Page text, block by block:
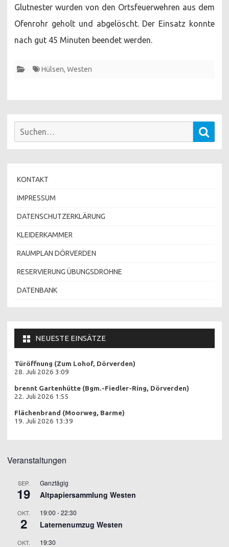
Glutnester wurden von den Ortsfeuerwehren aus dem
Ofenrohr geholt und abgelöscht. Der Einsatz konnte
nach gut 45 Minuten beendet werden.
Hülsen, Westen
Suchen
KONTAKT
IMPRESSUM
DATENSCHUTZERKLÄRUNG
KLEIDERKAMMER
RAUMPLAN DÖRVERDEN
RESERVIERUNG ÜBUNGSDROHNE
DATENBANK
NEUESTE EINSÄTZE
Türöffnung (Zum Lohof, Dörverden)
28. Juli 2026 3:09
brennt Gartenhütte (Bgm.-Fiedler-Ring, Dörverden)
22. Juli 2026 1:55
Flächenbrand (Moorweg, Barme)
19. Juli 2026 13:39
Veranstaltungen
SEP.
19
Ganztägig
Altpapiersammlung Westen
OKT.
2
19:00 -22:30
Laternenumzug Westen
OKT. 19:30